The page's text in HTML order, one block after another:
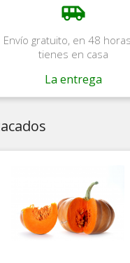
airport_shuttle
Envío gratuito, en 48
tienes en casa
La entrega